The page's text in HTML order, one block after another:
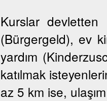
Kurslar
(Bürgergeld), ev
yardım
katılmak
az 5 km ise,